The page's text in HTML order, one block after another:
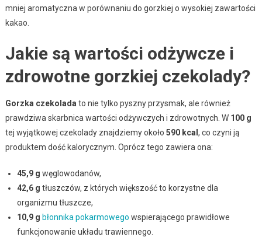
mniej aromatyczna w porównaniu do gorzkiej o wysokiej zawartości
kakao.
Jakie są wartości odżywcze i
zdrowotne gorzkiej czekolady?
Gorzka czekolada to nie tylko pyszny przysmak, ale również
prawdziwa skarbnica wartości odżywczych i zdrowotnych. W 100 g
tej wyjątkowej czekolady znajdziemy około 590 kcal , co czyni ją
produktem dość kalorycznym. Oprócz tego zawiera ona:
45,9 g węglowodanów,
42,6 g tłuszczów, z których większość to korzystne dla
organizmu tłuszcze,
10,9 g błonnika pokarmowego wspierającego prawidłowe
funkcjonowanie układu trawiennego.